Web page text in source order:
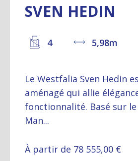
SVEN HEDIN
4 5,98m
Le Westfalia Sven Hedin
aménagé qui allie
fonctionnalité. Basé sur
Man...
À partir de 78 555,00 €